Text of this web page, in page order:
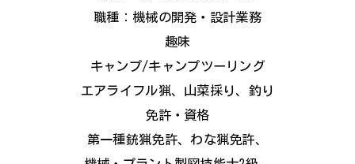
職種：機械の開発・設計業務
趣味
キャンプ/キャンプツーリング
エアライフル猟、山菜採り、釣り
免許・資格
第一種銃猟免許、わな猟免許、